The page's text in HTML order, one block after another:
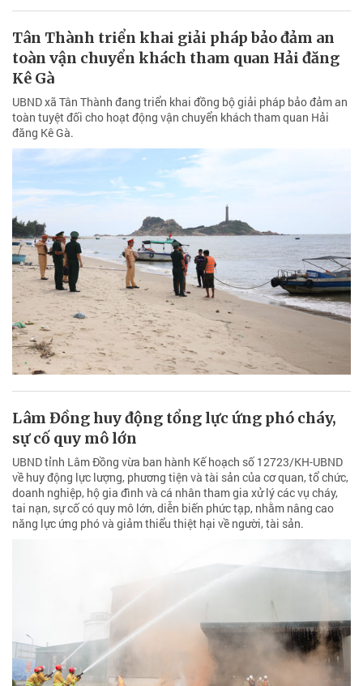
Tân Thành triển khai giải pháp bảo đảm an
toàn vận chuyển khách tham quan Hải đăng
Kê Gà
UBND xã Tân Thành đang triển khai đồng bộ giải pháp bảo đảm an
toàn tuyệt đối cho hoạt động vận chuyển khách tham quan Hải
đăng Kê Gà.
Lâm Đồng huy động tổng lực ứng phó cháy,
sự cố quy mô lớn
UBND tỉnh Lâm Đồng vừa ban hành Kế hoạch số 12723/KH-UBND
về huy động lực lượng, phương tiện và tài sản của cơ quan, tổ chức,
doanh nghiệp, hộ gia đình và cá nhân tham gia xử lý các vụ cháy,
tai nạn, sự cố có quy mô lớn, diễn biến phức tạp, nhằm nâng cao
năng lực ứng phó và giảm thiểu thiệt hại về người, tài sản.